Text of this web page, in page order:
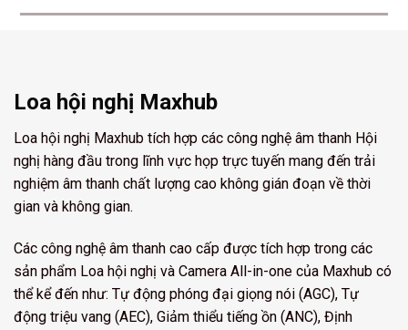
Loa hội nghị Maxhub
Loa hội nghị Maxhub tích hợp các công nghệ âm thanh Hội
nghị hàng đầu trong lĩnh vực họp trực tuyến mang đến trải
nghiệm âm thanh chất lượng cao không gián đoạn về thời
gian và không gian.
Các công nghệ âm thanh cao cấp được tích hợp trong các
sản phẩm Loa hội nghị và Camera All-in-one của Maxhub có
thể kể đến như: Tự động phóng đại giọng nói (AGC), Tự
động triệu vang (AEC), Giảm thiểu tiếng ồn (ANC), Định